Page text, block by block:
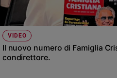
VIDEO
Il nuovo numero di Famiglia
condirettore.